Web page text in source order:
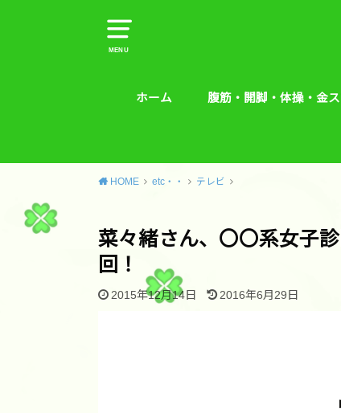
MENU
ホーム 腹筋・開脚・体操・金
HOME etc・・ テレビ
菜々緒さん、〇〇系女子
回！
2015年12月14日 2016年6月29日